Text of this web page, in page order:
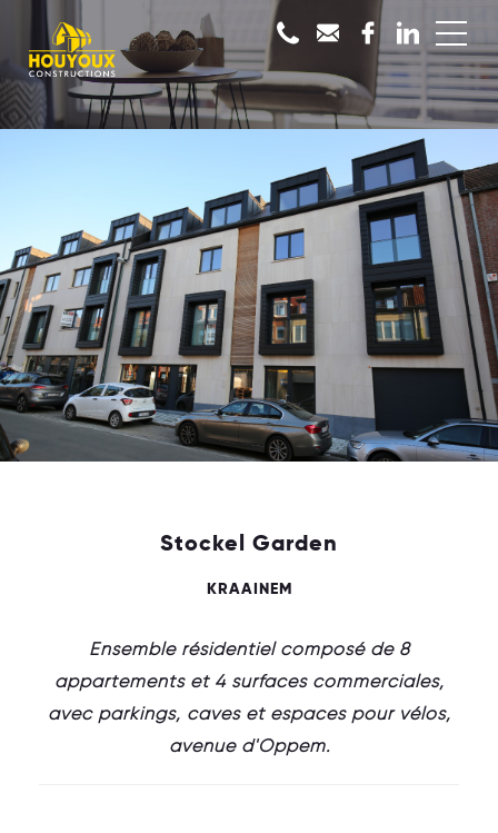
Stockel Garden
KRAAINEM
Ensemble résidentiel composé de 8
appartements et 4 surfaces commerciales,
avec parkings, caves et espaces pour vélos,
avenue d'Oppem.